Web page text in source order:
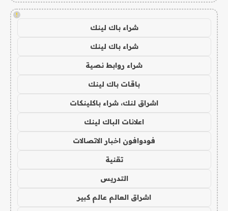
!
شراء باك لينك
شراء باك لينك
شراء روابط نصية
باقات باك لينك
اشراق لنك، شراء باكلينكات
اعلانات الباك لينك
فودوافون اخبار الاتصالات
تقنية
التدريس
اشراق العالم عالم كبير